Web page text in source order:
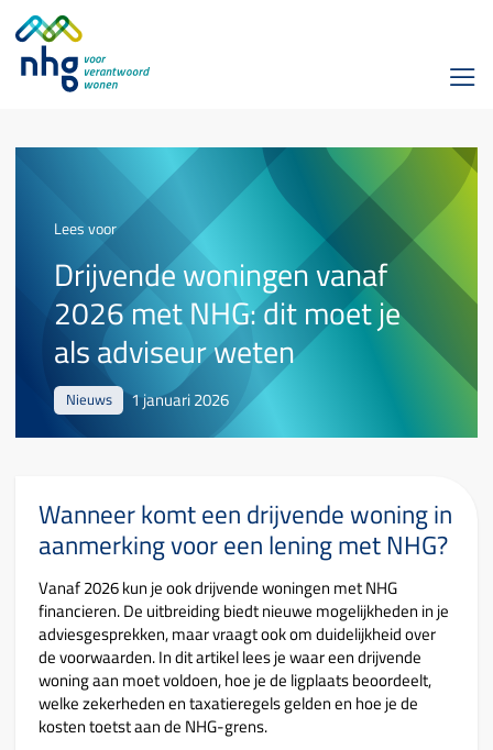
Lees voor
Drijvende woningen vanaf
2026 met NHG: dit moet je
als adviseur weten
Nieuws 1 januari 2026
Wanneer komt een drijvende woning in
aanmerking voor een lening met NHG?
Vanaf 2026 kun je ook drijvende woningen met NHG
financieren. De uitbreiding biedt nieuwe mogelijkheden in je
adviesgesprekken, maar vraagt ook om duidelijkheid over
de voorwaarden. In dit artikel lees je waar een drijvende
woning aan moet voldoen, hoe je de ligplaats beoordeelt,
welke zekerheden en taxatieregels gelden en hoe je de
kosten toetst aan de NHG-grens.